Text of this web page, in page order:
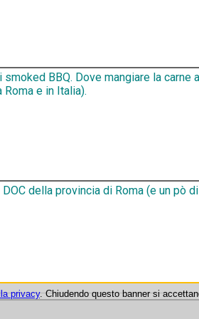
smoked BBQ. Dove mangiare la carne
Roma e in Italia).
DOC della provincia di Roma (e un pò
privacy. Chiudendo questo banner si